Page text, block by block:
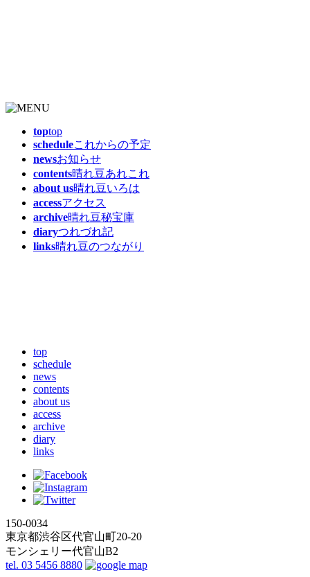
toptop
scheduleこれからの予定
newsお知らせ
contents晴れ豆あれこれ
about us晴れ豆いろは
accessアクセス
archive晴れ豆秘宝庫
diaryつれづれ記
links晴れ豆のつながり
top
schedule
news
contents
about us
access
archive
diary
links
150-0034
東京都渋谷区代官山町20-20
モンシェリー代官山B2
tel. 03 5456 8880